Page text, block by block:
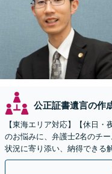
公正証書遺言の作
【東海エリア対応】【休日
のお悩みに、弁護士2名のチ
状況に寄り添い、納得できる
聞かせください【メール・